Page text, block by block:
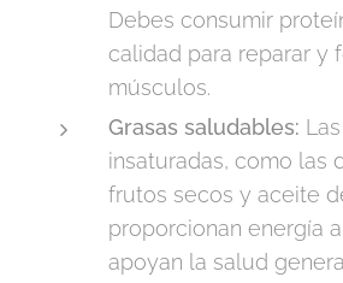
Debes consumir
calidad para reparar y
músculos.
Grasas saludables:
insaturadas, como las
frutos secos y aceite
proporcionan energía
apoyan la salud